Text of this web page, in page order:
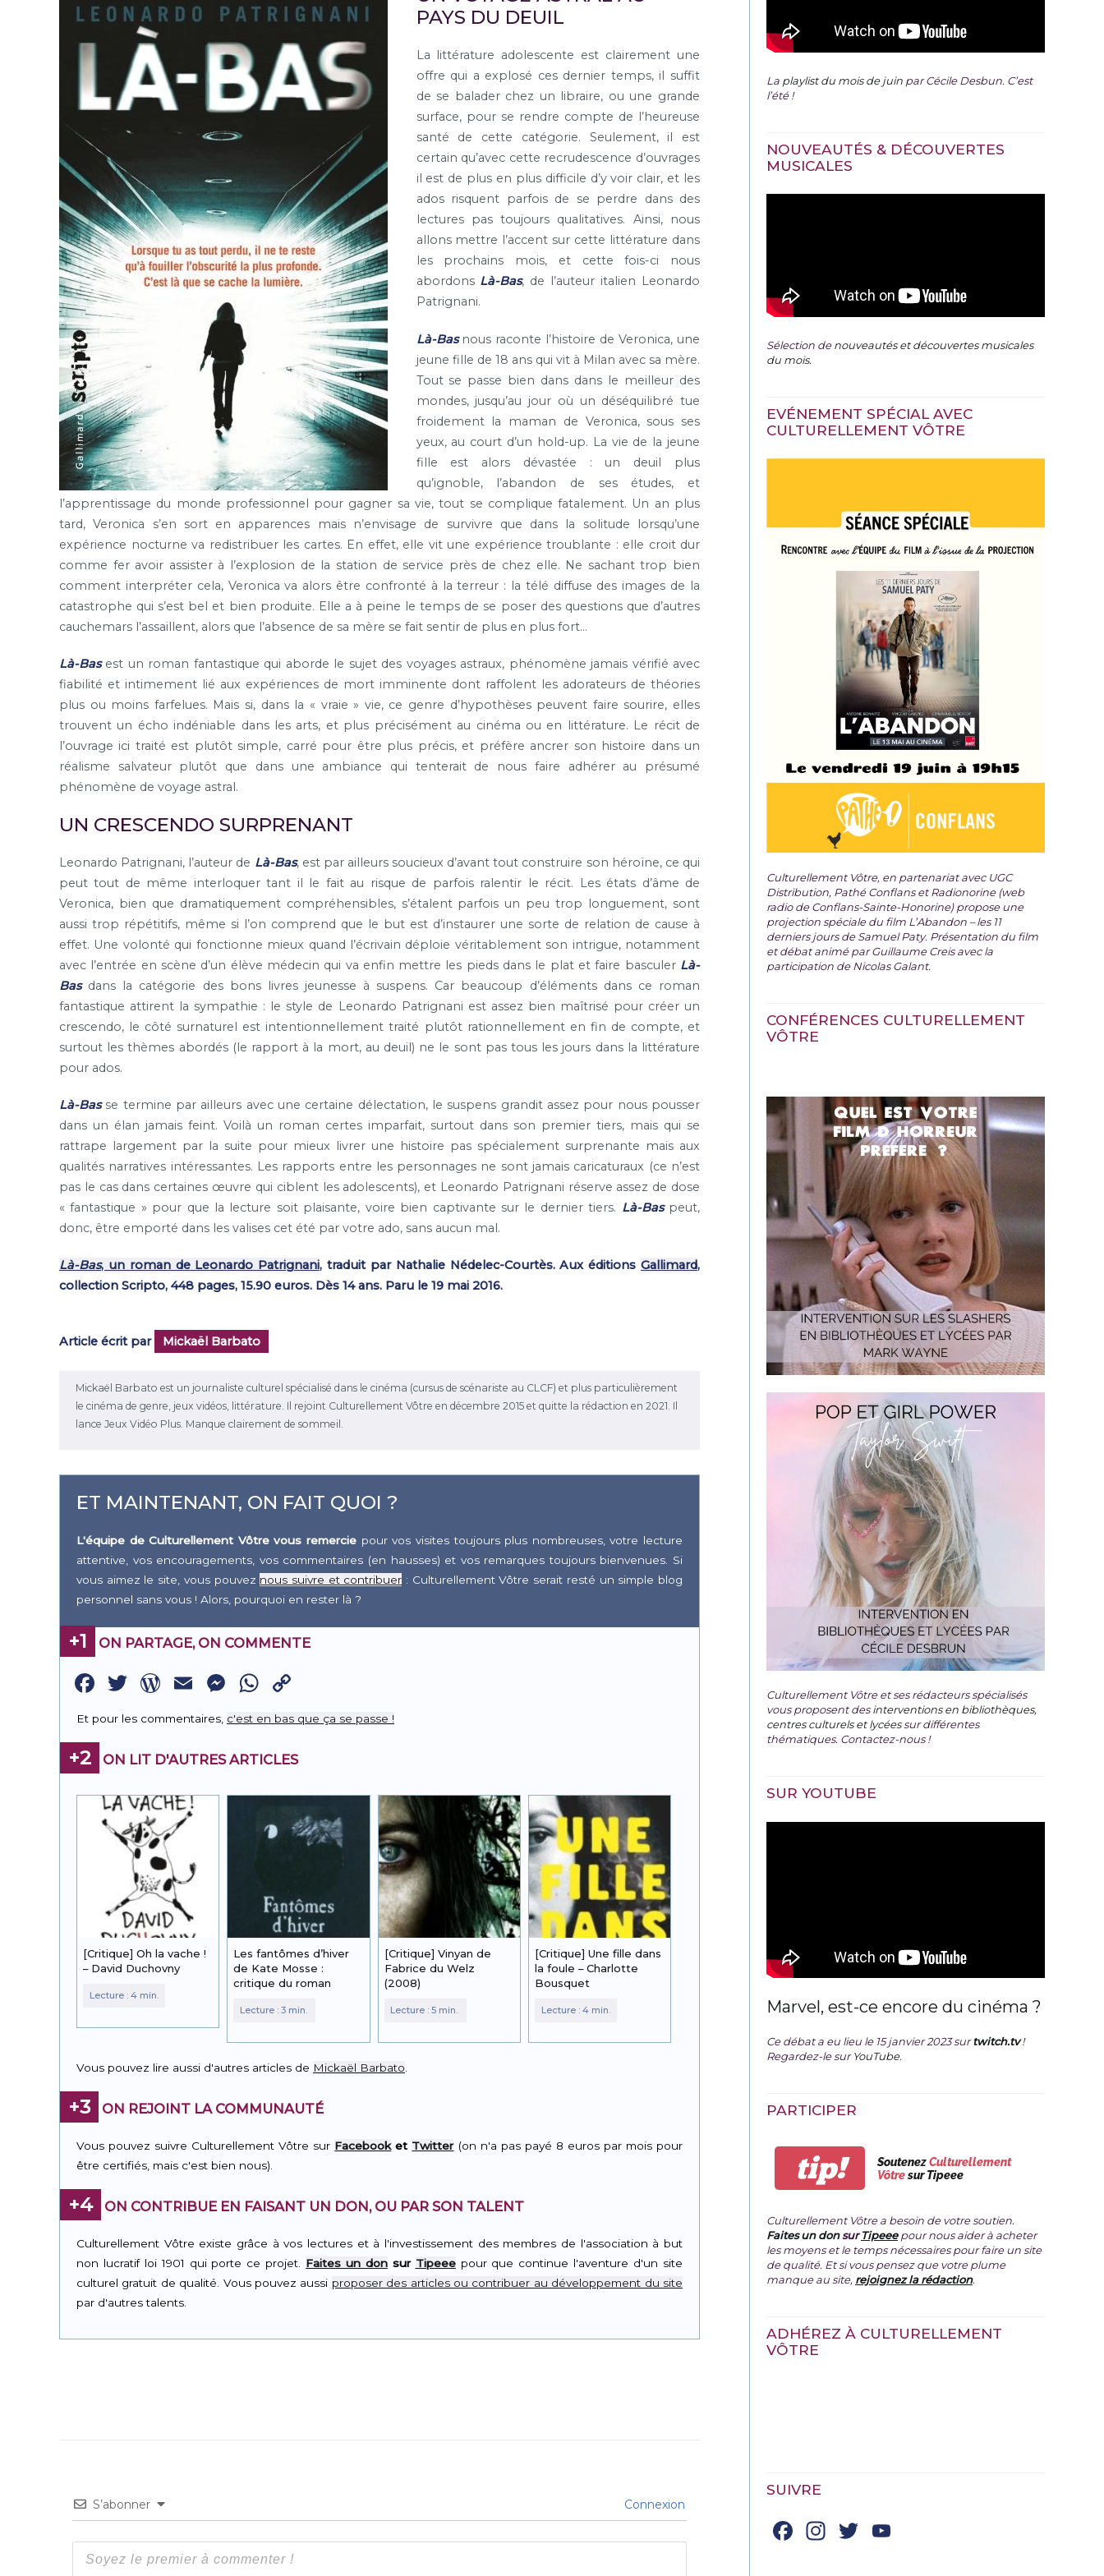
PAYS DU DEUIL
La littérature adolescente est clairement une
offre qui a explosé ces dernier temps, il suffit
de se balader chez un libraire, ou une grande
surface, pour se rendre compte de l’heureuse
santé de cette catégorie. Seulement, il est
certain qu’avec cette recrudescence d’ouvrages
il est de plus en plus difficile d’y voir clair, et les
ados risquent parfois de se perdre dans des
lectures pas toujours qualitatives. Ainsi, nous
allons mettre l’accent sur cette littérature dans
les prochains mois, et cette fois-ci nous
abordons Là-Bas, de l’auteur italien Leonardo
Patrignani.
Là-Basnous raconte l’histoire de Veronica, une
jeune fille de 18 ans qui vit à Milan avec sa mère.
Tout se passe bien dans dans le meilleur des
mondes, jusqu’au jour où un déséquilibré tue
froidement la maman de Veronica, sous ses
yeux, au court d’un hold-up. La vie de la jeune
fille est alors dévastée : un deuil plus
qu’ignoble, l’abandon de ses études, et
l’apprentissage du monde professionnel pour gagner sa vie, tout se complique fatalement. Un an plus
tard, Veronica s’en sort en apparences mais n’envisage de survivre que dans la solitude lorsqu’une
expérience nocturne va redistribuer les cartes. En effet, elle vit une expérience troublante : elle croit dur
comme fer avoir assister à l’explosion de la station de service près de chez elle. Ne sachant trop bien
comment interpréter cela, Veronica va alors être confronté à la terreur : la télé diffuse des images de la
catastrophe qui s’est bel et bien produite. Elle a à peine le temps de se poser des questions que d’autres
cauchemars l’assaillent, alors que l’absence de sa mère se fait sentir de plus en plus fort…
Là-Basest un roman fantastique qui aborde le sujet des voyages astraux, phénomène jamais vérifié avec
fiabilité et intimement lié aux expériences de mort imminente dont raffolent les adorateurs de théories
plus ou moins farfelues. Mais si, dans la « vraie » vie, ce genre d’hypothèses peuvent faire sourire, elles
trouvent un écho indéniable dans les arts, et plus précisément au cinéma ou en littérature. Le récit de
l’ouvrage ici traité est plutôt simple, carré pour être plus précis, et préfère ancrer son histoire dans un
réalisme salvateur plutôt que dans une ambiance qui tenterait de nous faire adhérer au présumé
phénomène de voyage astral.
UN CRESCENDO SURPRENANT
Leonardo Patrignani, l’auteur de Là-Bas, est par ailleurs soucieux d’avant tout construire son héroïne, ce qui
peut tout de même interloquer tant il le fait au risque de parfois ralentir le récit. Les états d’âme de
Veronica, bien que dramatiquement compréhensibles, s’étalent parfois un peu trop longuement, sont
aussi trop répétitifs, même si l’on comprend que le but est d’instaurer une sorte de relation de cause à
effet. Une volonté qui fonctionne mieux quand l’écrivain déploie véritablement son intrigue, notamment
avec l’entrée en scène d’un élève médecin qui va enfin mettre les pieds dans le plat et faire basculer Là-
Basdans la catégorie des bons livres jeunesse à suspens. Car beaucoup d’éléments dans ce roman
fantastique attirent la sympathie : le style de Leonardo Patrignani est assez bien maîtrisé pour créer un
crescendo, le côté surnaturel est intentionnellement traité plutôt rationnellement en fin de compte, et
surtout les thèmes abordés (le rapport à la mort, au deuil) ne le sont pas tous les jours dans la littérature
pour ados.
Là-Basse termine par ailleurs avec une certaine délectation, le suspens grandit assez pour nous pousser
dans un élan jamais feint. Voilà un roman certes imparfait, surtout dans son premier tiers, mais qui se
rattrape largement par la suite pour mieux livrer une histoire pas spécialement surprenante mais aux
qualités narratives intéressantes. Les rapports entre les personnages ne sont jamais caricaturaux (ce n’est
pas le cas dans certaines œuvre qui ciblent les adolescents), et Leonardo Patrignani réserve assez de dose
« fantastique » pour que la lecture soit plaisante, voire bien captivante sur le dernier tiers. Là-Baspeut,
donc, être emporté dans les valises cet été par votre ado, sans aucun mal.
Là-Bas, un roman de Leonardo Patrignani, traduit par Nathalie Nédelec-Courtès. Aux éditionsGallimard,
collection Scripto, 448 pages, 15.90 euros. Dès 14 ans. Paru le 19 mai 2016.
Article écrit par Mickaël Barbato
Mickaël Barbato est un journaliste culturel spécialisé dans le cinéma (cursus de scénariste au CLCF) et plus particulièrement
le cinéma de genre, jeux vidéos, littérature. Il rejoint Culturellement Vôtre en décembre 2015 et quitte la rédaction en 2021. Il
lance Jeux Vidéo Plus. Manque clairement de sommeil.
ET MAINTENANT, ON FAIT QUOI ?
L'équipe de Culturellement Vôtre vous remercie pour vos visites toujours plus nombreuses, votre lecture
attentive, vos encouragements, vos commentaires (en hausses) et vos remarques toujours bienvenues. Si
vous aimez le site, vous pouvez nous suivre et contribuer : Culturellement Vôtre serait resté un simple blog
personnel sans vous ! Alors, pourquoi en rester là ?
+1 ON PARTAGE, ON COMMENTE
Facebook
Twitter
WordPress
EmailMessenger
WhatsApp
Link
Et pour les commentaires, c'est en bas que ça se passe !
+2 ON LIT D'AUTRES ARTICLES
[Critique] Oh la vache !
– David Duchovny
Les fantômes d’hiver
de Kate Mosse :
critique du roman
[Critique] Vinyan de
Fabrice du Welz
(2008)
[Critique] Une fille dans
la foule – Charlotte
Bousquet
Vous pouvez lire aussi d'autres articles de Mickaël Barbato
+3 ON REJOINT LA COMMUNAUTÉ
Vous pouvez suivre Culturellement Vôtre sur Facebooket Twitter(on n'a pas payé 8 euros par mois pour
être certifiés, mais c'est bien nous).
+4 ON CONTRIBUE EN FAISANT UN DON, OU PAR SON TALENT
Culturellement Vôtre existe grâce à vos lectures et à l'investissement des membres de l'association à but
non lucratif loi 1901 qui porte ce projet. Faites un donsur Tipeeepour que continue l'aventure d'un site
culturel gratuit de qualité. Vous pouvez aussi proposer des articles ou contribuer au développement du site
par d'autres talents.
S’abonner Connexion
La playlist du mois de juin par Cécile Desbun. C’est
l’été !
NOUVEAUTÉS & DÉCOUVERTES
MUSICALES
Sélection denouveautés et découvertes musicales
du mois.
EVÉNEMENT SPÉCIAL AVEC
CULTURELLEMENT VÔTRE
Culturellement Vôtre, en partenariat avec UGC
Distribution, Pathé Conflans et Radionorine (web
radio de Conflans-Sainte-Honorine) propose une
projection spéciale du film L’Abandon – les 11
derniers jours de Samuel Paty. Présentation du film
et débat animé par Guillaume Creis avec la
participation de Nicolas Galant.
CONFÉRENCES CULTURELLEMENT
VÔTRE
Culturellement Vôtre et ses rédacteurs spécialisés
vous proposent desinterventions en bibliothèques,
centres culturels et lycéessur différentes
thématiques. Contactez-nous !
SUR YOUTUBE
Marvel, est-ce encore du cinéma ?
Ce débat a eu lieu le 15 janvier 2023 surtwitch.tv !
Regardez-le surYouTube.
PARTICIPER
tip! SoutenezCulturellement
Vôtresur Tipeee
Culturellement Vôtre a besoin de votre soutien.
Faites un donsurTipeeepour nous aider à acheter
les moyens et le temps nécessaires pour faire un site
de qualité. Et si vous pensez que votre plume
manque au site, rejoignez la rédaction.
ADHÉREZ À CULTURELLEMENT
VÔTRE
SUIVRE
Facebook
Instagram
Twitter